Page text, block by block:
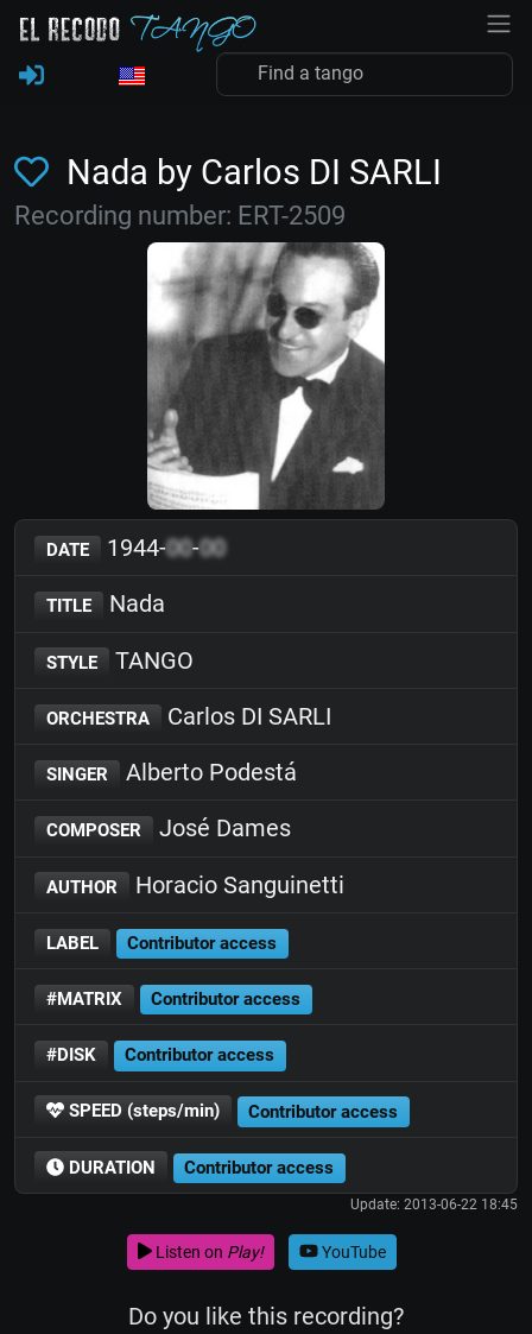
Nada by Carlos DI SARLI
Recording number: ERT-2509
DATE 1944-00-00
TITLE Nada
STYLE TANGO
ORCHESTRA Carlos DI SARLI
SINGER Alberto Podestá
COMPOSER José Dames
AUTHOR Horacio Sanguinetti
LABEL Contributor access
#MATRIX Contributor access
#DISK Contributor access
SPEED (steps/min) Contributor access
DURATION Contributor access
Update: 2013-06-22 18:45
Listen on Play! YouTube
Do you like this recording?